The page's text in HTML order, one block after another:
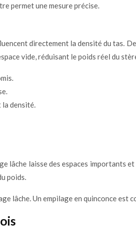
permet une mesure précise.
directement la densité du tas.
vide, réduisant le poids réel du
la densité.
lâche laisse des espaces importants
poids.
lâche. Un empilage en quinconce